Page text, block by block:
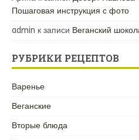
Пошаговая инструкция с фото
admin к записи Веганский
РУБРИКИ РЕЦЕПТОВ
Варенье
Веганские
Вторые блюда